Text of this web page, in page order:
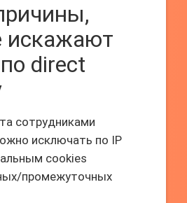
искажают
direct
сотрудниками
исключать по IP
cookies
промежуточных